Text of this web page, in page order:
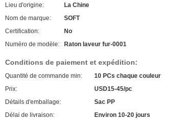
Lieu d'origine:
La Chine
Nom de marque:
SOFT
Certification:
No
Numéro de modèle:
Raton laveur fur-0001
Conditions de paiement et expédition:
Quantité de commande min:
10 PCs chaque couleur
Prix:
USD15-45/pc
Détails d'emballage:
Sac PP
Délai de livraison:
Environ 10-20 jours